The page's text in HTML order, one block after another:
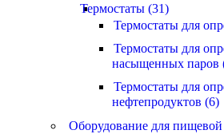
Термостаты (31)
Термостаты для
Термостаты для
насыщенных паров
Термостаты для
нефтепродуктов (6)
Оборудование для